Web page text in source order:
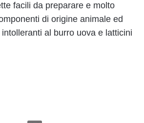
facili da preparare e molto
di origine animale ed
al burro uova e latticini